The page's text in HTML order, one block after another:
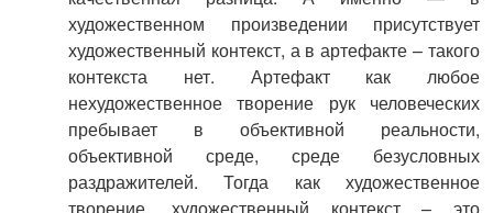
художественном произведении присутствует
художественный контекст, а в артефакте – такого
контекста нет. Артефакт как любое
нехудожественное творение рук человеческих
пребывает в объективной реальности,
объективной среде, среде безусловных
раздражителей. Тогда как художественное